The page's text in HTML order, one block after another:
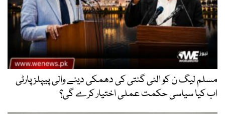
مسلم لیگ ن کو الٹی گنتی کی دھمکی دینے والی پیپلز پارٹی
اب کیا سیاسی حکمت عملی اختیار کرے گی؟